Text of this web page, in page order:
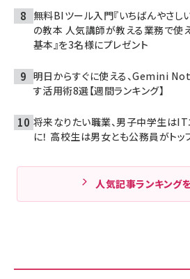
無料BIツール入門『いちばんやさ
の教本 人気講師が教える業務で使
基本』を3名様にプレゼント
明日からすぐに使える、Gemini
す活用術8選【週間ランキング】
将来なりたい職業、男子中学生は
に！ 高校生は男女とも公務員がトッ
人気記事ランキング